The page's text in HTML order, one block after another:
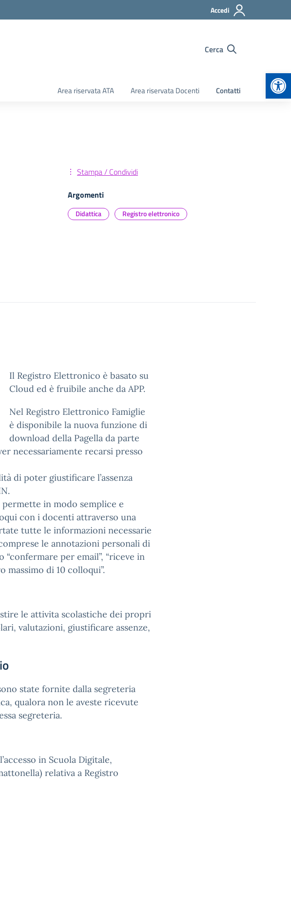
Accedi
Cerca
Area riservata ATA Area riservata Docenti Contatti
Stampa / Condividi
Argomenti
Didattica Registro elettronico
Il Registro Elettronico è basato su
Cloud ed è fruibile anche da APP.
Nel Registro Elettronico Famiglie
è disponibile la nuova funzione di
download della Pagella da parte
necessariamente recarsi presso
di poter giustificare l’assenza
in modo semplice e
con i docenti attraverso una
tutte le informazioni necessarie
le annotazioni personali di
per email”, “riceve in
massimo di 10 colloqui”.
le attivita scolastiche dei propri
valutazioni, giustificare assenze,
state fornite dalla segreteria
qualora non le aveste ricevute
segreteria.
in Scuola Digitale,
relativa a Registro